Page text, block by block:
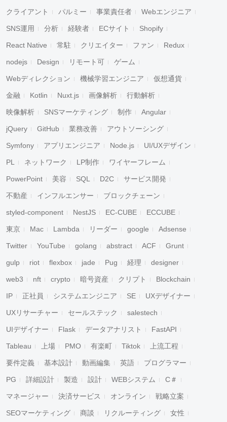
クライアント パルミー 事業責任者 Webエンジニア
SNS運用 分析 経験者 ECサイト Shopify
React Native 常駐 クリエイター ファン Redux
nodejs Design リモート可 ゲーム
Webディレクション 機械学習エンジニア 仮想通貨
金融 Kotlin Nuxt.js 画像解析 行動解析
映像解析 SNSマーケティング 制作 Angular
jQuery GitHub 業務改善 アウトソーシング
Symfony アプリエンジニア Node.js UI/UXデザイン
PL ネットワーク LP制作 ワイヤーフレーム
PowerPoint 美容 SQL D2C サービス開発
不動産 インフルエンサー ブロックチェーン
styled-component NestJS EC-CUBE ECCUBE
東京 Mac Lambda リーダー google Adsense
Twitter YouTube golang abstract ACF Grunt
gulp riot flexbox jade Pug 経理 designer
web3 nft crypto 暗号資産 クリプト Blockchain
IP 正社員 システムエンジニア SE UXデザイナー
UXリサーチャー セールステック salestech
UIデザイナー Flask データアナリスト FastAPI
Tableau 上場 PMO 有楽町 Tiktok 上流工程
要件定義 基本設計 動画編集 英語 プログラマー
PG 詳細設計 製造 設計 WEBシステム C＃
マネージャー 決済サービス オンライン 戦略立案
SEOマーケティング 商談 リクルーティング 女性